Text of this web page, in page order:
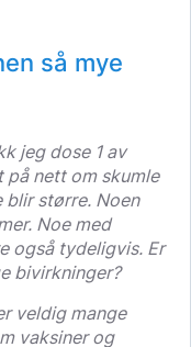
så mye
jeg dose 1 av
på nett om skumle
blir større. Noen
Noe med
også tydeligvis. Er
bivirkninger?
veldig mange
vaksiner og